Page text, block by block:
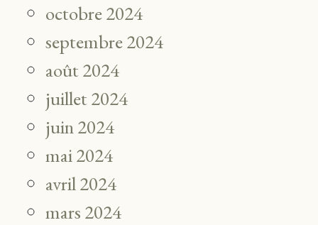
octobre 2024
septembre 2024
août 2024
juillet 2024
juin 2024
mai 2024
avril 2024
mars 2024